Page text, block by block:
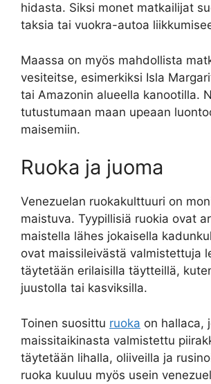
hidasta. Siksi monet matkailijat
taksia tai vuokra-autoa
Maassa on myös mahdollista
vesiteitse, esimerkiksi Isla
tai Amazonin alueella kanootilla.
tutustumaan maan upeaan
maisemiin.
Ruoka ja juoma
Venezuelan ruokakulttuuri on
maistuva. Tyypillisiä ruokia ovat
maistella lähes jokaisella
ovat maissileivästä valmistettuja
täytetään erilaisilla täytteillä,
juustolla tai kasviksilla.
Toinen suosittu ruoka on hallaca,
maissitaikinasta valmistettu
täytetään lihalla, oliiveilla ja
ruoka kuuluu myös usein